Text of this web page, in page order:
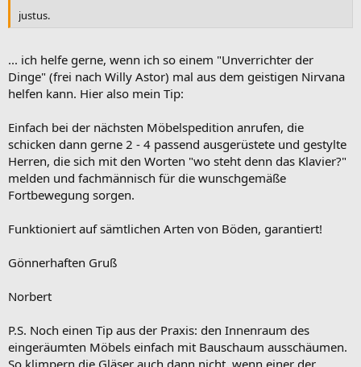
justus.
... ich helfe gerne, wenn ich so einem "Unverrichter der
Dinge" (frei nach Willy Astor) mal aus dem geistigen Nirvana
helfen kann. Hier also mein Tip:
Einfach bei der nächsten Möbelspedition anrufen, die
schicken dann gerne 2 - 4 passend ausgerüstete und gestylte
Herren, die sich mit den Worten "wo steht denn das Klavier?"
melden und fachmännisch für die wunschgemäße
Fortbewegung sorgen.
Funktioniert auf sämtlichen Arten von Böden, garantiert!
Gönnerhaften Gruß
Norbert
P.S. Noch einen Tip aus der Praxis: den Innenraum des
eingeräumten Möbels einfach mit Bauschaum ausschäumen.
So klimpern die Gläser auch dann nicht, wenn einer der